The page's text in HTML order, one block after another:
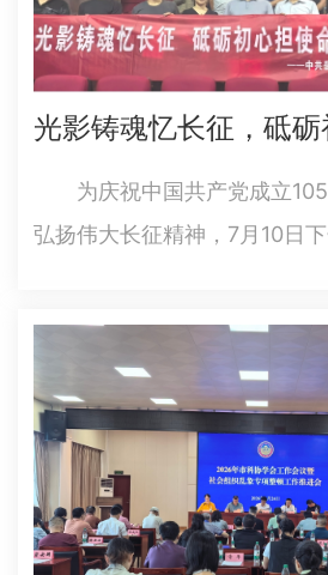
为庆祝中国共产党成立105
弘扬伟大长征精神，7月10日
织党支部，开展“光影铸魂忆
命”主题党日活动，通过沉浸式
党性教育，引导广大党…